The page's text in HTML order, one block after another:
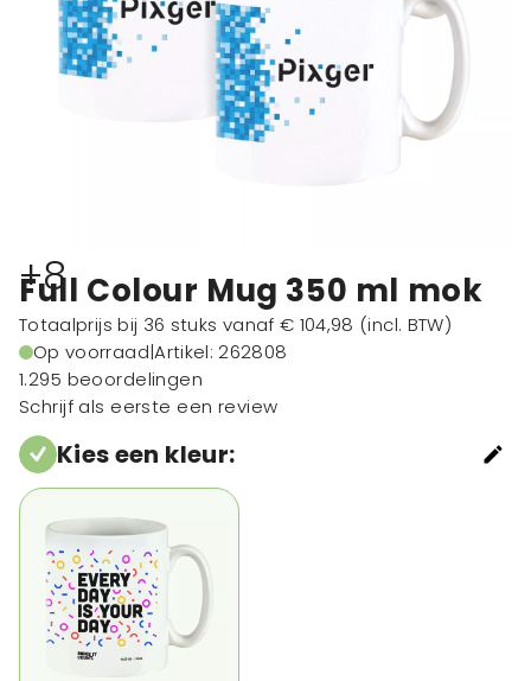
+8
Full Colour Mug 350 ml mok
Totaalprijs bij 36 stuks vanaf € 104,98 (incl. BTW)
Op voorraad|Artikel: 262808
1.295 beoordelingen
Schrijf als eerste een review
Kies een kleur: